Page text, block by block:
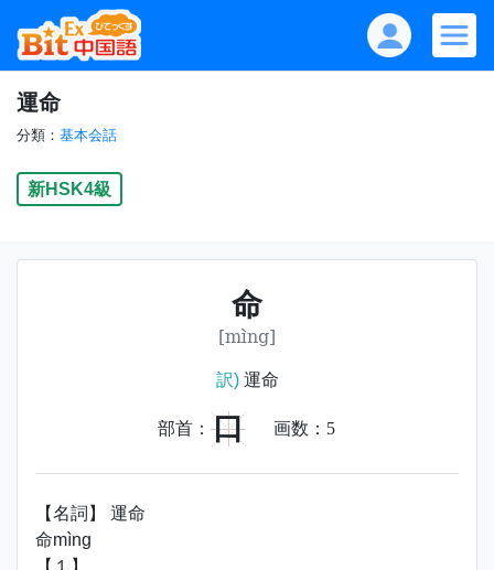
運命
分類： 基本会話
新HSK4級
命
[mìng]
訳)運命
部首： 口 画数： 5
【名詞】 運命
命mìng
【１】